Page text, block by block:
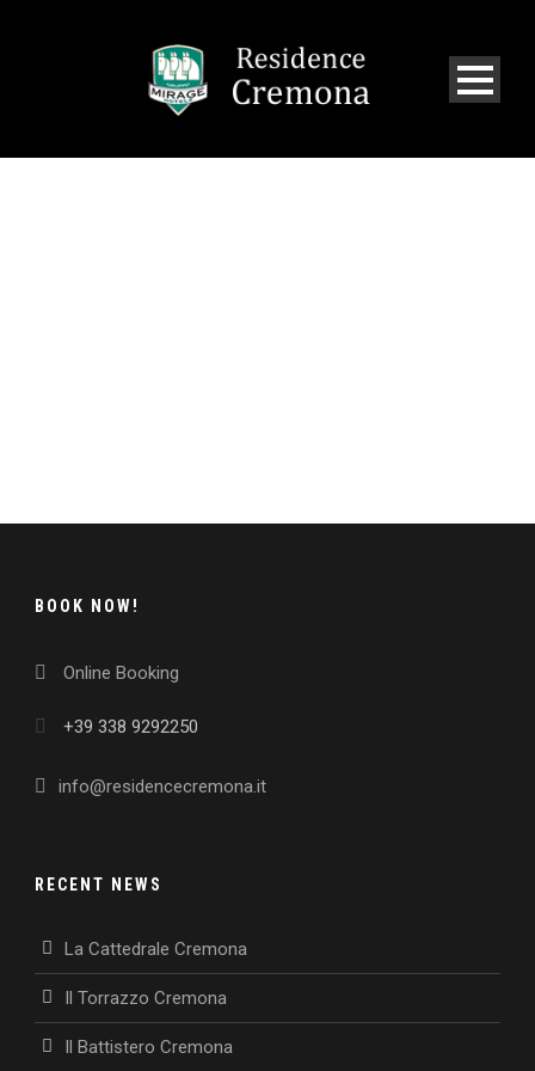
Italiano
BOOK NOW!
Online Booking
+39 338 9292250
info@residencecremona.it
RECENT NEWS
La Cattedrale Cremona
Il Torrazzo Cremona
Il Battistero Cremona